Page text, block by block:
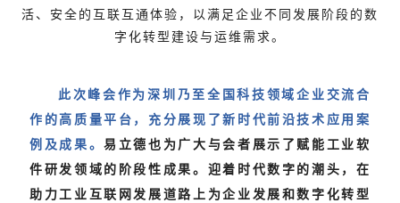
活、安全的互联互通体验，以满足企业不同发展阶段的数
字化转型建设与运维需求。
此次峰会作为深圳乃至全国科技领域企业交流合
作的高质量平台，充分展现了新时代前沿技术应用案
例及成果。易立德也为广大与会者展示了赋能工业软
件研发领域的阶段性成果。迎着时代数字的潮头，在
助力工业互联网发展道路上为企业发展和数字化转型